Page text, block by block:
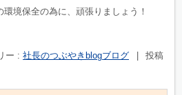
境保全の為に、頑張りましょう！
ー : 社長のつぶやきblogブログ
投稿